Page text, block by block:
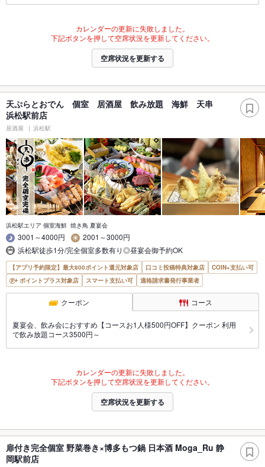
カレンダーの更新に失敗しました。
下記ボタンを押して空席状況を更新してください。
空席状況を更新する
天ぷらとおでん 個室 居酒屋 飲み放題 海鮮 天串
浜松駅前店
居酒屋 浜松駅
浜松駅エリア 個室海鮮 焼き鳥 夏宴会
3001～4000円
2001～3000円
浜松駅徒歩1分/完全個室多数有り◎昼宴会御予約OK
【アプリ予約限定】最大800ポイント還元対象店 口コミ投稿特典対象店
COIN+支払い可
ポイントプラス対象店
スマート支払い可 適格請求書発行事業者
クーポン コース
夏宴会、飲み会におすすめ【コースお1人様500円OFF】クーポン 利用
で飲み放題コース3500円～
カレンダーの更新に失敗しました。
下記ボタンを押して空席状況を更新してください。
空席状況を更新する
扉付き完全個室 野菜巻き×博多もつ鍋 日本酒 Moga_Ru 静
岡駅前店